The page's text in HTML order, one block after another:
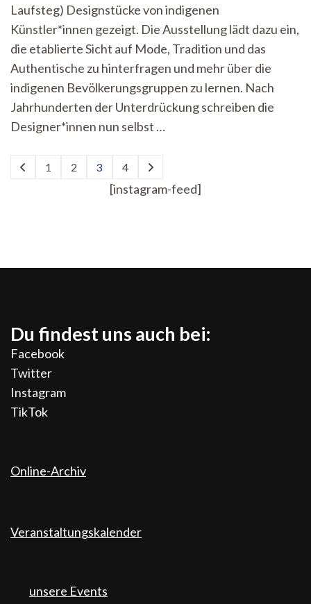
geht
tiefer
Laufsteg) Designstücke von indigenen
Künstler*innen gezeigt. Die Ausstellung lädt dazu ein,
die etablierte Sicht auf Mode, Tradition und das
Authentische zu hinterfragen und mehr über die
indigenen Bevölkerungsgruppen zu lernen. Nach
Jahrhunderten der Unterdrückung schreiben die
Designer*innen nun selbst …
Seitennummerierung
Seite
1
Seite
2
Seite
3
Seite
4
[instagram-feed]
Du findest uns auch bei:
Facebook
Twitter
Instagram
TikTok
Online-Archiv
Veranstaltungskalender
unsere Events